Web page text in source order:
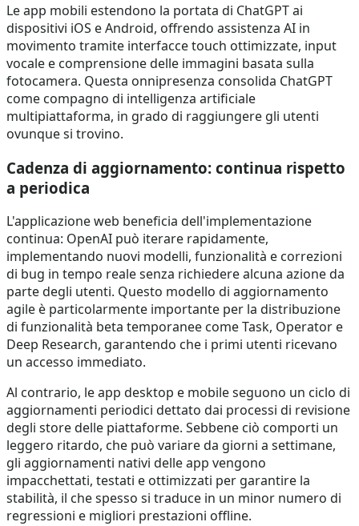
Le app mobili estendono la portata di ChatGPT ai
dispositivi iOS e Android, offrendo assistenza AI in
movimento tramite interfacce touch ottimizzate, input
vocale e comprensione delle immagini basata sulla
fotocamera. Questa onnipresenza consolida ChatGPT
come compagno di intelligenza artificiale
multipiattaforma, in grado di raggiungere gli utenti
ovunque si trovino.
Cadenza di aggiornamento: continua rispetto
a periodica
L'applicazione web beneficia dell'implementazione
continua: OpenAI può iterare rapidamente,
implementando nuovi modelli, funzionalità e correzioni
di bug in tempo reale senza richiedere alcuna azione da
parte degli utenti. Questo modello di aggiornamento
agile è particolarmente importante per la distribuzione
di funzionalità beta temporanee come Task, Operator e
Deep Research, garantendo che i primi utenti ricevano
un accesso immediato.
Al contrario, le app desktop e mobile seguono un ciclo di
aggiornamenti periodici dettato dai processi di revisione
degli store delle piattaforme. Sebbene ciò comporti un
leggero ritardo, che può variare da giorni a settimane,
gli aggiornamenti nativi delle app vengono
impacchettati, testati e ottimizzati per garantire la
stabilità, il che spesso si traduce in un minor numero di
regressioni e migliori prestazioni offline.